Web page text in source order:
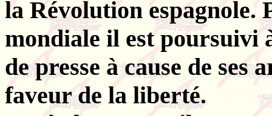
la Révolution espagnole.
mondiale il est poursuivi
de presse à cause de
faveur de la liberté.